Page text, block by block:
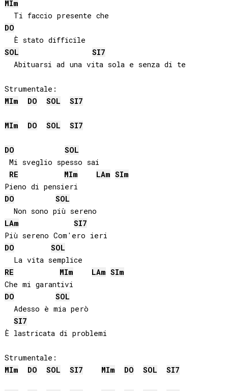
MIm
DO
SOL
SI7
  Abituarsi ad una vita sola e senza di te
MIm DO SOL SI7
MIm DO SOL SI7
DO
SOL
Mi sveglio spesso sai
RE
MIm LAm SIm
DO
SOL
LAm SI7
DO
SOL
RE
MIm LAm SIm
DO
SOL
  Adesso è mia però
SI7
È lastricata di problemi
MIm DO SOL SI7 MIm DO SOL SI7